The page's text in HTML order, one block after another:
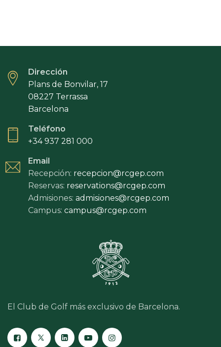
Dirección
Plans de Bonvilar, 17
08227 Terrassa
Barcelona
Teléfono
+34 937 281 000
Email
Recepción: recepcion@rcgep.com
Reservas: reservations@rcgep.com
Admisiones: admisiones@rcgep.com
Campus: campus@rcgep.com
El Club de Golf más exclusivo de Barcelona.